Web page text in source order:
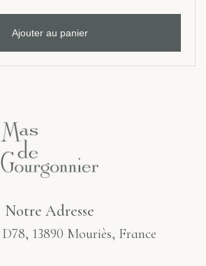
Ajouter au panier
Notre Adresse
13890 Mouriès, France